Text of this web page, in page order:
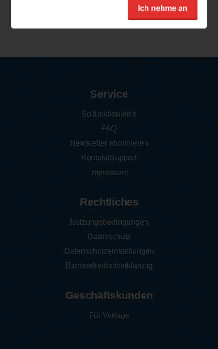
Ich nehme an
Service
So funktioniert‘s
FAQ
Newsletter abonnieren
Kontakt/Support
Impressum
Rechtliches
Nutzungsbedingungen
Datenschutz
Datenschutzeinstellungen
Barrierefreiheitserklärung
Geschäftskunden
Für Verlage